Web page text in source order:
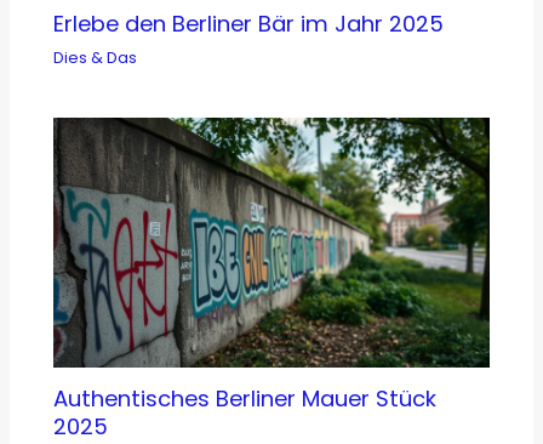
Erlebe den Berliner Bär im Jahr 2025
Dies & Das
Authentisches Berliner Mauer Stück
2025